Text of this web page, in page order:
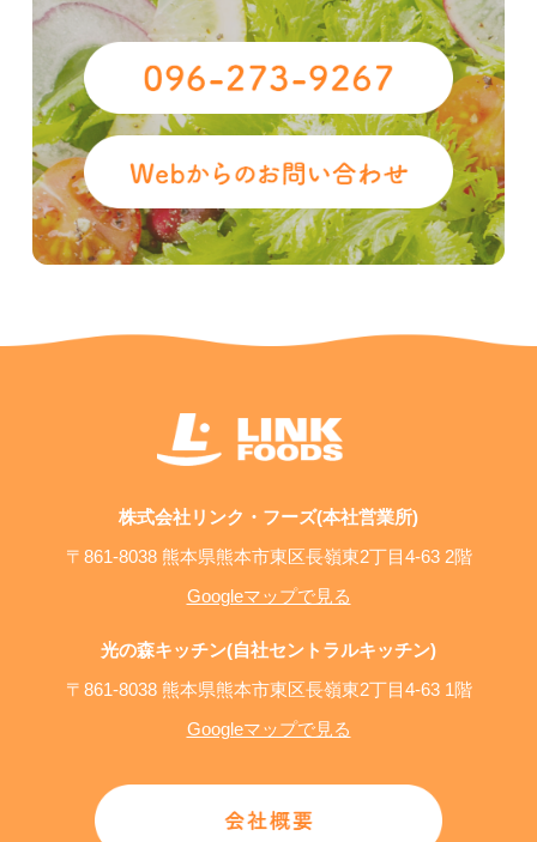
株式会社リンク・フーズ(本社営業所)
〒861-8038 熊本県熊本市東区長嶺東2丁目4-63 2階
Googleマップで見る
光の森キッチン(自社セントラルキッチン)
〒861-8038 熊本県熊本市東区長嶺東2丁目4-63 1階
Googleマップで見る